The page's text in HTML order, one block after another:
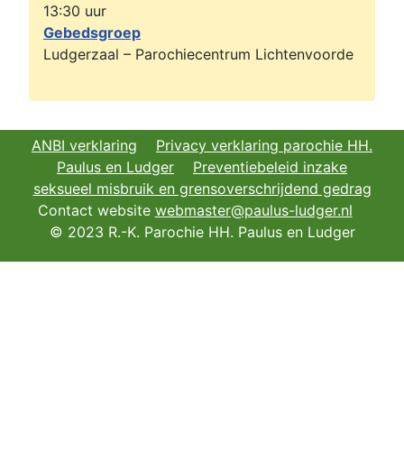
13:30 uur
Gebedsgroep
Ludgerzaal – Parochiecentrum Lichtenvoorde
ANBI verklaring
Privacy verklaring parochie HH.
Paulus en Ludger
Preventiebeleid inzake
seksueel misbruik en grensoverschrijdend gedrag
Contact website webmaster@paulus-ludger.nl
© 2023 R.-K. Parochie HH. Paulus en Ludger